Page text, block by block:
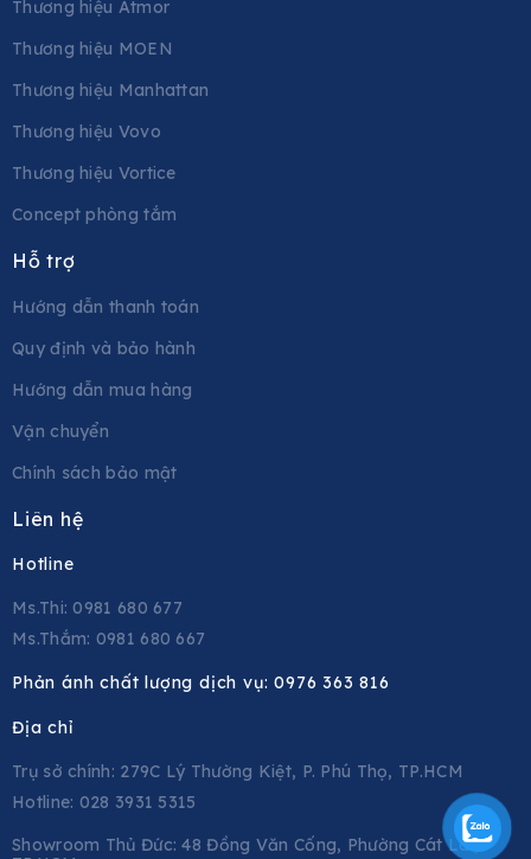
Thương hiệu Atmor
Thương hiệu MOEN
Thương hiệu Manhattan
Thương hiệu Vovo
Thương hiệu Vortice
Concept phòng tắm
Hỗ trợ
Hướng dẫn thanh toán
Quy định và bảo hành
Hướng dẫn mua hàng
Vận chuyển
Chính sách bảo mật
Liên hệ
Hotline
Ms.Thi: 0981 680 677
Ms.Thắm: 0981 680 667
Phản ánh chất lượng dịch vụ:0976 363 816
Địa chỉ
Trụ sở chính: 279C Lý Thường Kiệt, P. Phú Thọ, TP.HCM
Hotline: 028 3931 5315
Showroom Thủ Đức: 48 Đồng Văn Cống, Phường Cát Lái,